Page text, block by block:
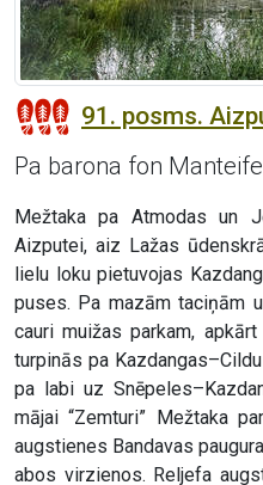
91. posms.
Pa barona fon
Mežtaka pa Atmodas un
Aizputei, aiz Lažas
lielu loku pietuvojas
puses. Pa mazām taciņām
cauri muižas parkam,
turpinās pa
pa labi uz
mājai “Zemturi” Mežtaka
augstienes Bandavas
abos virzienos. Reljefa